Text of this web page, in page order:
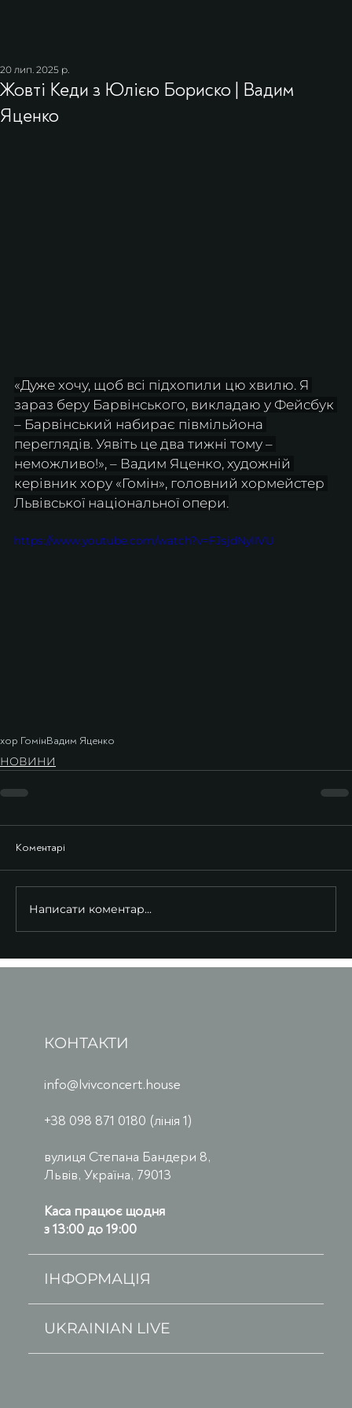
Жовті Кеди з Юлією Бориско | Вадим
Яценко
20 лип. 2025 р.
«Дуже хочу, щоб всі підхопили цю хвилю. Я
зараз беру Барвінського, викладаю у Фейсбук
– Барвінський набирає півмільйона
переглядів. Уявіть це два тижні тому –
неможливо!», – Вадим Яценко, художній
керівник хору «Гомін», головний хормейстер
Львівської національної опери.
https://www.youtube.com/watch?v=FJsjdNylIVU
хор ГомінВадим Яценко
НОВИНИ
Коментарі
Написати коментар...
КОНТАКТИ
info@lvivconcert.house
+38 098 871 0180 (лінія 1)
вулиця Степана Бандери 8,
Львів, Україна, 79013
Каса працює щодня
з 13:00 до 19:00
ІНФОРМАЦІЯ
UKRAINIAN LIVE